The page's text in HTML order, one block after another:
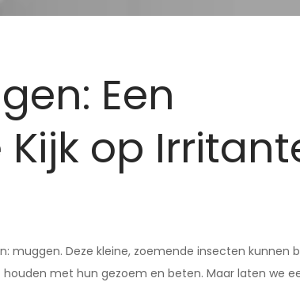
Een
op
muggen. Deze kleine, zoemende insecten kunnen
met hun gezoem en beten. Maar laten we